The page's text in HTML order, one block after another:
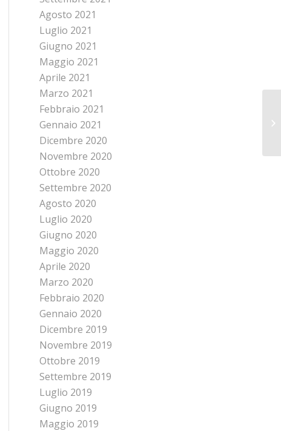
Agosto 2021
Luglio 2021
Giugno 2021
Maggio 2021
Aprile 2021
Marzo 2021
Febbraio 2021
Gennaio 2021
Dicembre 2020
Novembre 2020
Ottobre 2020
Settembre 2020
Agosto 2020
Luglio 2020
Giugno 2020
Maggio 2020
Aprile 2020
Marzo 2020
Febbraio 2020
Gennaio 2020
Dicembre 2019
Novembre 2019
Ottobre 2019
Settembre 2019
Luglio 2019
Giugno 2019
Maggio 2019